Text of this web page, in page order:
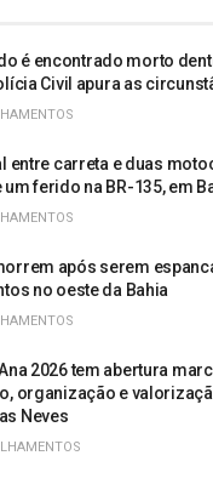
é encontrado morto
Civil apura as
entre carreta e duas
ferido na BR-135, em
após serem
no oeste da Bahia
2026 tem abertura
organização e
Neves